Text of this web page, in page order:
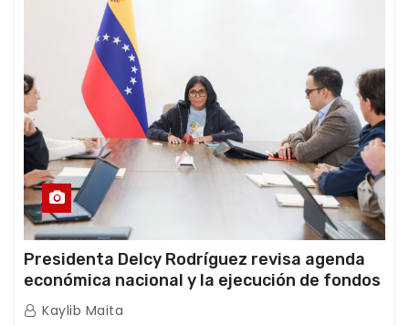
Presidenta Delcy Rodríguez revisa agenda
económica nacional y la ejecución de fondos
de emergencia post-sismos
Kaylib Maita